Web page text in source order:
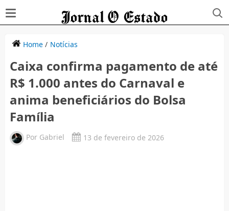
Home/ Notícias
Caixa confirma pagamento de até
R$ 1.000 antes do Carnaval e
anima beneficiários do Bolsa
Família
Por Gabriel 13 de fevereiro de 2026